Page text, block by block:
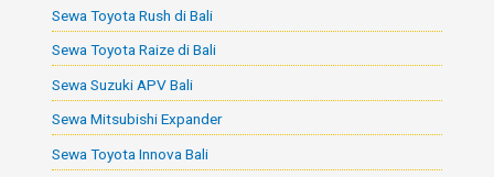
Sewa Toyota Rush di Bali
Sewa Toyota Raize di Bali
Sewa Suzuki APV Bali
Sewa Mitsubishi Expander
Sewa Toyota Innova Bali